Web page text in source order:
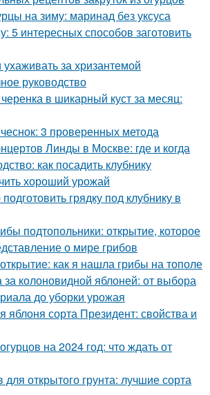
на зиму: маринад без уксуса
5 интересных способов заготовить
ухаживать за хризантемой
руководство
в шикарный куст за месяц:
3 проверенных метода
Линды в Москве: где и когда
как посадить клубнику
хороший урожай
грядку под клубнику в
подтопольники: открытие, которое
о мире грибов
как я нашла грибы на тополе
за колоновидной яблоней: от выбора
до уборки урожая
яблоня сорта Президент: свойства и
на 2024 год: что ждать от
открытого грунта: лучшие сорта